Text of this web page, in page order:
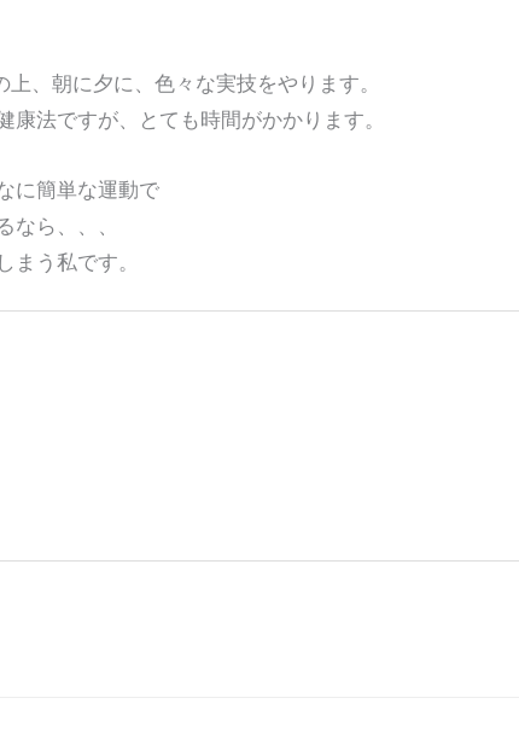
、朝に夕に、色々な実技をやります。
法ですが、とても時間がかかります。
に簡単な運動で
なら、、、
まう私です。